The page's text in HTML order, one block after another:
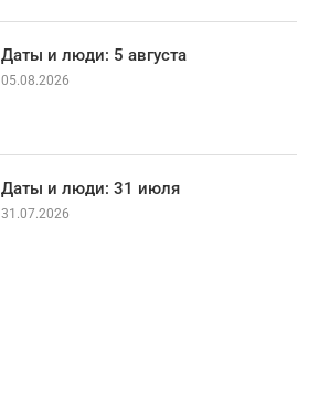
Даты и люди: 5 августа
05.08.2026
Даты и люди: 31 июля
31.07.2026